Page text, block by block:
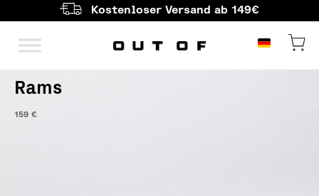
Kostenloser Versand ab 149€
Hauptnavigation
Rams
159 €